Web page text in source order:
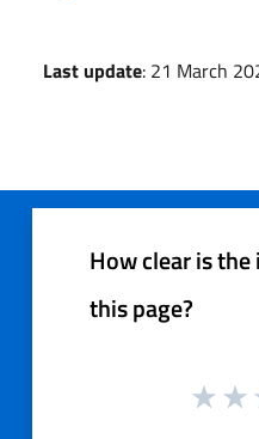
Last update: 21 March
How clear is
this page?